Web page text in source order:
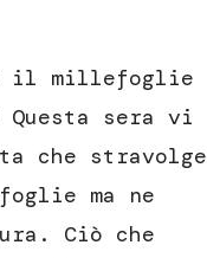
il millefoglie
Questa sera vi
che stravolge
ma ne
Ciò che